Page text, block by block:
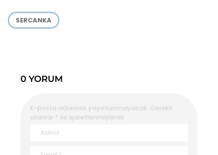
SERCANKA
0 YORUM
E-posta adresiniz yayınlanmayacak. Gerekli
alanlar * ile işaretlenmişlerdir